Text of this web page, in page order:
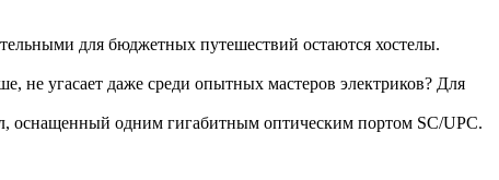
для бюджетных путешествий остаются хостелы.
не угасает даже среди опытных мастеров электриков? Для
оснащенный одним гигабитным оптическим портом SC/UPC.